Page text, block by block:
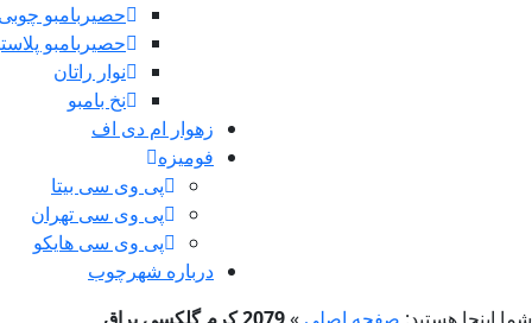
حصیربامبو
حصیربامبو
نوار راتان
نخ بامبو
زهوار ام دی اف
فومیزه
پی وی سی بیتا
پی وی سی تهران
پی وی سی هایکو
درباره شهرچوب